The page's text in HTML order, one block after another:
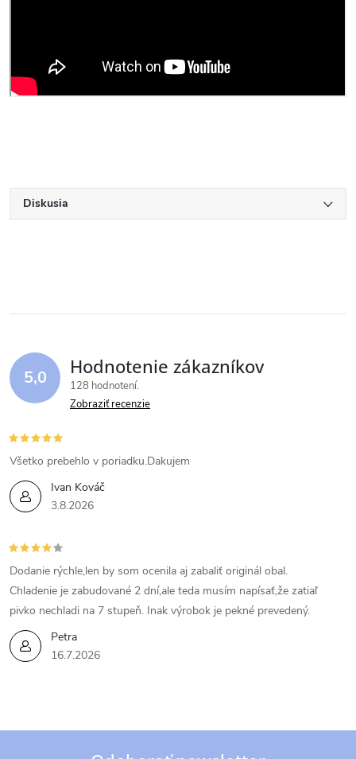
Diskusia
5,0 Hodnotenie zákazníkov
128 hodnotení
Zobraziť recenzie
Ivan Kováč
3.8.2026
Všetko prebehlo v poriadku.Dakujem
Petra
16.7.2026
Dodanie rýchle,len by som ocenila aj zabaliť originál obal.
Chladenie je zabudované 2 dní,ale teda musím napísať,že zatiaľ
pivko nechladi na 7 stupeň. Inak výrobok je pekné prevedený.